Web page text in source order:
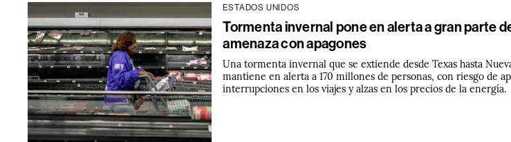
ESTADOS UNIDOS
Tormenta invernal pone en alerta a gran parte
amenaza con apagones
Una tormenta invernal que se extiende desde Texas hasta
mantiene en alerta a 170 millones de personas, con riesgo de
interrupciones en los viajes y alzas en los precios de la energía.